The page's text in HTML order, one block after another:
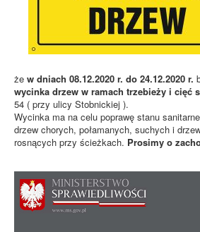
że w dniach 08.12.2020 r. do 24.12.2020 r.
wycinka drzew w ramach trzebieży i cięć
54 ( przy ulicy Stobnickiej ).
Wycinka ma na celu poprawę stanu
drzew chorych, połamanych, suchych i
rosnących przy ścieżkach. Prosimy o